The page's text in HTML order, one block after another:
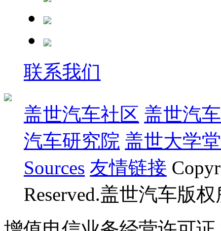
联系我们
盖世汽车社区 盖世汽
汽车研究院 盖世大学堂
Sources 友情链接
Reserved.盖世汽车版